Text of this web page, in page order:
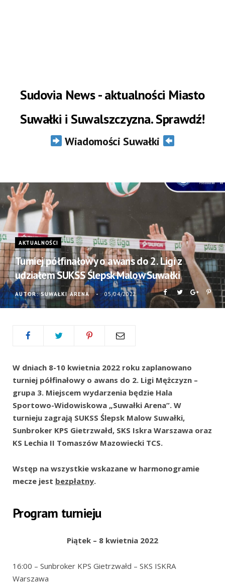
Sudovia News - aktualności Miasto
Suwałki i Suwalszczyzna. Sprawdź!
Wiadomości Suwałki
AKTUALNOŚCI
Turniej półfinałowy o awans do 2. Ligi z
udziałem SUKSS Ślepsk Malow Suwałki
AUTOR:SUWAŁKI ARENA 05/04/2022
W dniach 8-10 kwietnia 2022 roku zaplanowano
turniej półfinałowy o awans do 2. Ligi Mężczyzn –
grupa 3. Miejscem wydarzenia będzie Hala
Sportowo-Widowiskowa „Suwałki Arena”. W
turnieju zagrają SUKSS Ślepsk Malow Suwałki,
Sunbroker KPS Gietrzwałd, SKS Iskra Warszawa oraz
KS Lechia II Tomaszów Mazowiecki TCS.
Wstęp na wszystkie wskazane w harmonogramie
mecze jest bezpłatny.
Program turnieju
Piątek – 8 kwietnia 2022
16:00 – Sunbroker KPS Gietrzwałd – SKS ISKRA
Warszawa